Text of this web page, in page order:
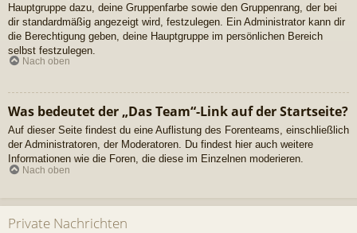
Hauptgruppe dazu, deine Gruppenfarbe sowie den Gruppenrang, der bei
dir standardmäßig angezeigt wird, festzulegen. Ein Administrator kann dir
die Berechtigung geben, deine Hauptgruppe im persönlichen Bereich
selbst festzulegen.
Nach oben
Was bedeutet der „Das Team“-Link auf der Startseite?
Auf dieser Seite findest du eine Auflistung des Forenteams, einschließlich
der Administratoren, der Moderatoren. Du findest hier auch weitere
Informationen wie die Foren, die diese im Einzelnen moderieren.
Nach oben
Private Nachrichten